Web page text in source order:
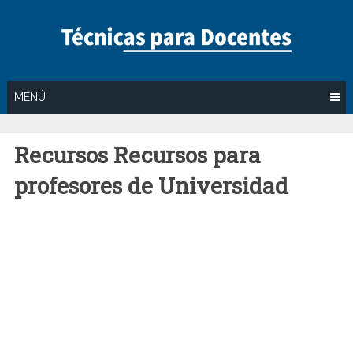
MENÚ
Recursos Recursos para
profesores de Universidad